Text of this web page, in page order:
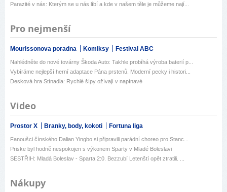
Parazité v nás: Kterým se u nás líbí a kde v našem těle je můžeme nají...
Pro nejmenší
Mourissonova poradna Komiksy Festival ABC
Nahlédněte do nové továrny Škoda Auto: Takhle probíhá výroba baterií p...
Vybíráme nejlepší herní adaptace Pána prstenů. Moderní pecky i histori...
Desková hra Stínadla: Rychlé šípy ožívají v napínavé
Video
Prostor X Branky, body, kokoti Fortuna liga
Fanoušci čínského Dalian Yingbo si připravili parádní choreo pro Stanc...
Priske byl hodně nespokojen s výkonem Sparty v Mladé Boleslavi
SESTŘIH: Mladá Boleslav - Sparta 2:0. Bezzubí Letenští opět ztratili. ...
Nákupy